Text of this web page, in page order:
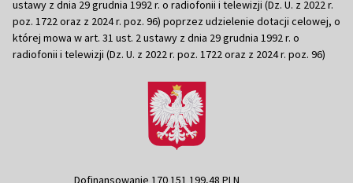
ustawy z dnia 29 grudnia 1992 r. o radiofonii i telewizji (Dz. U. z 2022 r.
poz. 1722 oraz z 2024 r. poz. 96) poprzez udzielenie dotacji celowej, o
której mowa w art. 31 ust. 2 ustawy z dnia 29 grudnia 1992 r. o
radiofonii i telewizji (Dz. U. z 2022 r. poz. 1722 oraz z 2024 r. poz. 96)
Dofinansowanie 170 151 199,48 PLN